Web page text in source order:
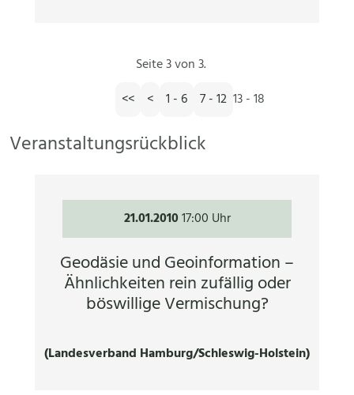
Seite 3 von 3.
<<
< 1 - 6 7 - 12 13 - 18
Veranstaltungsrückblick
21.01.201017:00 Uhr
Geodäsie und Geoinformation –
Ähnlichkeiten rein zufällig oder
böswillige Vermischung?
(Landesverband Hamburg/Schleswig-Holstein)